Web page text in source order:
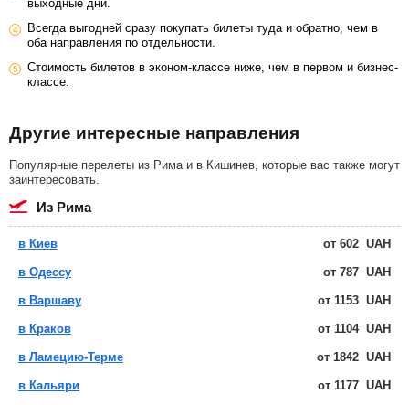
выходные дни.
Всегда выгодней сразу покупать билеты туда и обратно, чем в
оба направления по отдельности.
Стоимость билетов в эконом-классе ниже, чем в первом и бизнес-
классе.
Другие интересные направления
Популярные перелеты из Рима и в Кишинев, которые вас также могут
заинтересовать.
из Рима
в Киев от 602 UAH
в Одессу от 787 UAH
в Варшаву от 1153 UAH
в Краков от 1104 UAH
в Ламецию-Терме от 1842 UAH
в Кальяри от 1177 UAH